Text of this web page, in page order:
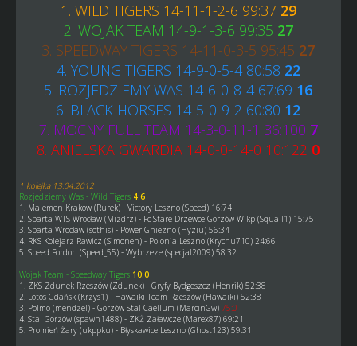
1. WILD TIGERS 14-11-1-2-6 99:37 29
2. WOJAK TEAM 14-9-1-3-6 99:35 27
3. SPEEDWAY TIGERS 14-11-0-3-5 95:45 27
4. YOUNG TIGERS 14-9-0-5-4 80:58 22
5. ROZJEDZIEMY WAS 14-6-0-8-4 67:69 16
6. BLACK HORSES 14-5-0-9-2 60:80 12
7. MOCNY FULL TEAM 14-3-0-11-1 36:100 7
8. ANIELSKA GWARDIA 14-0-0-14-0 10:122 0
1 kolejka 13.04.2012
Rozjedziemy Was - Wild Tigers 4:6
1. Malemen Krakow (Rurek) - Victory Leszno (Speed) 16:74
2. Sparta WTS Wrocław (Mizdrz) - Fc Stare Drzewce Gorzów Wlkp (Squall1) 15:75
3. Sparta Wrocław (sothis) - Power Gniezno (Hyziu) 56:34
4. RKS Kolejarz Rawicz (Simonen) - Polonia Leszno (Krychu710) 24:66
5. Speed Fordon (Speed_55) - Wybrzeze (specjal2009) 58:32
Wojak Team - Speedway Tigers 10:0
1. ZKS Zdunek Rzeszów (Zdunek) - Gryfy Bydgoszcz (Henrik) 52:38
2. Lotos Gdańsk (Krzys1) - Hawaiki Team Rzeszów (Hawaiki) 52:38
3. Polmo (mendzel) - Gorzów Stal Caellum (MarcinGw) 75:0
4. Stal Gorzów (spawn1488) - ZKŻ Załawcze (Marex87) 69:21
5. Promień Żary (ukppku) - Błyskawice Leszno (Ghost123) 59:31